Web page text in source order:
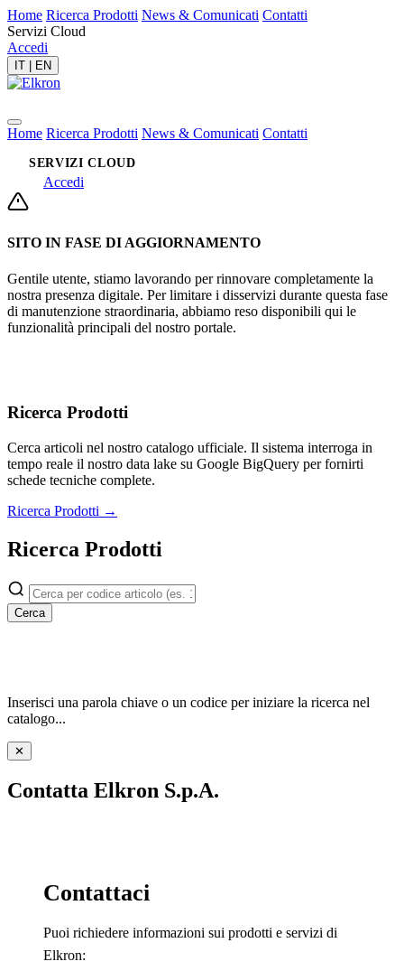
Home Ricerca Prodotti News & Comunicati Contatti
Servizi Cloud
Accedi
IT EN
Home Ricerca Prodotti News & Comunicati Contatti
SERVIZI CLOUD
Accedi
SITO IN FASE DI AGGIORNAMENTO
Gentile utente, stiamo lavorando per rinnovare completamente la
nostra presenza digitale. Per limitare i disservizi durante questa fase
di manutenzione straordinaria, abbiamo reso disponibili qui le
funzionalità principali del nostro portale.
Ricerca Prodotti
Cerca articoli nel nostro catalogo ufficiale. Il sistema interroga in
tempo reale il nostro data lake su Google BigQuery per fornirti
schede tecniche complete.
Ricerca Prodotti →
Ricerca Prodotti
Cerca
Inserisci una parola chiave o un codice per iniziare la ricerca nel
catalogo...
✕
Contatta Elkron S.p.A.
Contattaci
Puoi richiedere informazioni sui prodotti e servizi di
Elkron: